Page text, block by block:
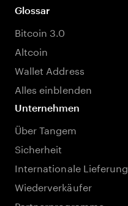
Glossar
Bitcoin 3.0
Altcoin
Wallet Address
Alles einblenden
Unternehmen
Über Tangem
Sicherheit
Internationale Lieferung
Wiederverkäufer